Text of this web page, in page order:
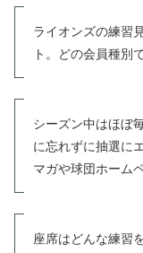
ライオンズの練習
ト。どの会員種別
シーズン中はほぼ
に忘れずに抽選に
マガや球団ホーム
座席はどんな練習